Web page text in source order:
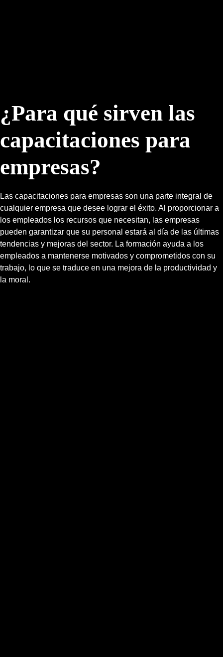
¿Para qué sirven las
capacitaciones para
empresas?
Las capacitaciones para empresas son una parte integral de
cualquier empresa que desee lograr el éxito. Al proporcionar a
los empleados los recursos que necesitan, las empresas
pueden garantizar que su personal estará al día de las últimas
tendencias y mejoras del sector. La formación ayuda a los
empleados a mantenerse motivados y comprometidos con su
trabajo, lo que se traduce en una mejora de la productividad y
la moral.